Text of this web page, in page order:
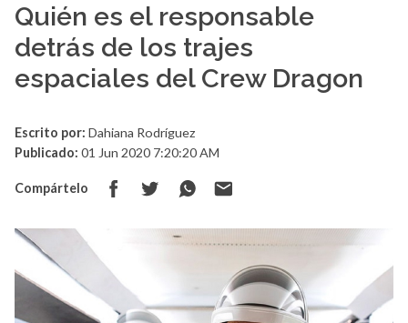
Quién es el responsable
detrás de los trajes
espaciales del Crew Dragon
Escrito por: Dahiana Rodríguez
Publicado: 01 Jun 2020 7:20:20 AM
Compártelo